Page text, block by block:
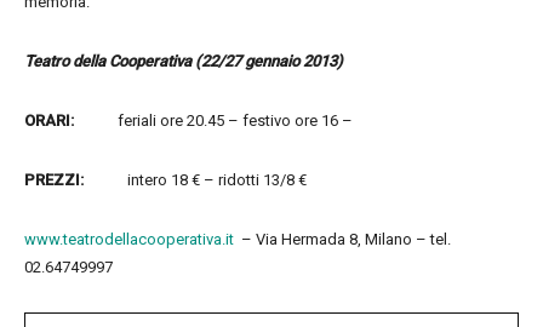
Teatro della Cooperativa (22/27 gennaio 2013)
ORARI: feriali ore 20.45 – festivo ore 16 –
PREZZI: intero 18 € – ridotti 13/8 €
www.teatrodellacooperativa.it – Via Hermada 8, Milano – tel.
02.64749997